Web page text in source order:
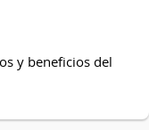
y beneficios del